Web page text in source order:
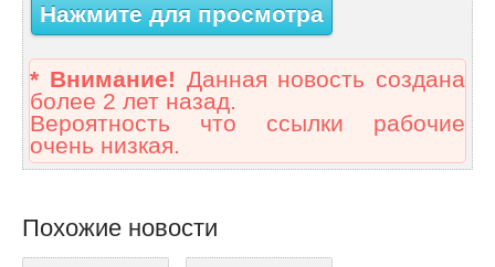
Нажмите для просмотра
* Внимание! Данная новость создана
более 2 лет назад.
Вероятность что ссылки рабочие
очень низкая.
Похожие новости